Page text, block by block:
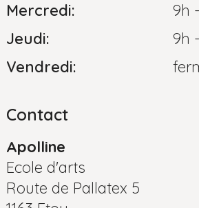
Mercredi:
9h
Jeudi:
9h
Vendredi:
Contact
Apolline
Ecole d'arts
Route de Pallatex 5